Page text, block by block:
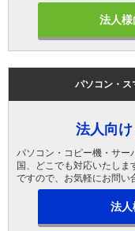
法人
パソコン・ス
法人向
パソコン・コピー機・サー
国、どこでも対応いたし
ですので、お気軽にお問い
法人